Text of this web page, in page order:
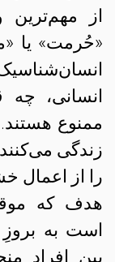
از
«حُرمت» یا
انسانی، چه
ممنوع
زندگی
را از اعمال
هدف که
است به
بین افراد